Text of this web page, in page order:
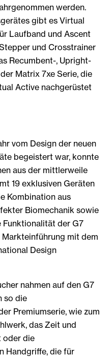
werden.
gibt es Virtual
Laufband und Ascent
und Crosstrainer
Recumbent-, Upright-
Matrix 7xe Serie, die
Active nachgerüstet
vom Design der neuen
begeistert war, konnte
aus der mittlerweile
19 exklusiven Geräten
Kombination aus
Biomechanik sowie
der G7
mit dem
Design
nahmen auf den G7
so die
Premiumserie, wie zum
das Zeit und
oder die
Handgriffe, die für